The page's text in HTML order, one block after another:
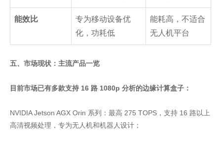
能效比
专为移动设备优
化，功耗低
能耗高，不适合
无人机平台
五、市场现状：主流产品一览
目前市场已有多款支持 16 路 1080p 分析的边缘计算盒子：
NVIDIA Jetson AGX Orin 系列：最高 275 TOPS，支持 16 路以上
高清视频处理，专为无人机和机器人设计；